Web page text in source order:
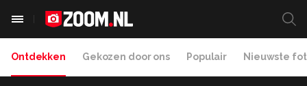
Ontdekken Gekozen door ons Populair Nieuwste